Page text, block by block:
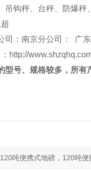
吊钩秤、台秤、防爆
司：南京分公司： 广
http://
型号、规格较多，所有